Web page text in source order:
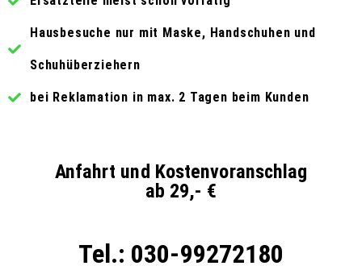
Hausbesuche nur mit Maske, Handschuhen und
Schuhüberziehern
bei Reklamation in max. 2 Tagen beim Kunden
Anfahrt und Kostenvoranschlag
ab 29,- €
Tel.: 030-99272180